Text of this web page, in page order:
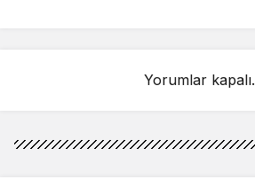
Yorumlar kapalı.